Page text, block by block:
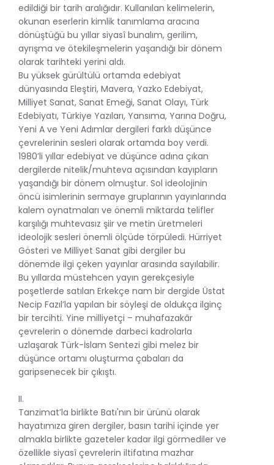
edildiği bir tarih aralığıdır. Kullanılan kelimelerin,
okunan eserlerin kimlik tanımlama aracına
dönüştüğü bu yıllar siyasî bunalım, gerilim,
ayrışma ve ötekileşmelerin yaşandığı bir dönem
olarak tarihteki yerini aldı.
Bu yüksek gürültülü ortamda edebiyat
dünyasında Eleştiri, Mavera, Yazko Edebiyat,
Milliyet Sanat, Sanat Emeği, Sanat Olayı, Türk
Edebiyatı, Türkiye Yazıları, Yansıma, Yarına Doğru,
Yeni A ve Yeni Adımlar dergileri farklı düşünce
çevrelerinin sesleri olarak ortamda boy verdi.
1980’li yıllar edebiyat ve düşünce adına çıkan
dergilerde nitelik/muhteva açısından kayıpların
yaşandığı bir dönem olmuştur. Sol ideolojinin
öncü isimlerinin sermaye gruplarının yayınlarında
kalem oynatmaları ve önemli miktarda telifler
karşılığı muhtevasız şiir ve metin üretmeleri
ideolojik sesleri önemli ölçüde törpüledi. Hürriyet
Gösteri ve Milliyet Sanat gibi dergiler bu
dönemde ilgi çeken yayınlar arasında sayılabilir.
Bu yıllarda müstehcen yayın gerekçesiyle
poşetlerde satılan Erkekçe nam bir dergide Üstat
Necip Fazıl’la yapılan bir söyleşi de oldukça ilginç
bir tercihti. Yine milliyetçi – muhafazakâr
çevrelerin o dönemde darbeci kadrolarla
uzlaşarak Türk-İslam Sentezi gibi melez bir
düşünce ortamı oluşturma çabaları da
garipsenecek bir çıkıştı.
II.
Tanzimat’la birlikte Batı'nın bir ürünü olarak
hayatımıza giren dergiler, basın tarihi içinde yer
almakla birlikte gazeteler kadar ilgi görmediler ve
özellikle siyasî çevrelerin iltifatına mazhar